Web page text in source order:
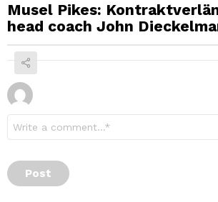
Musel Pikes:
head coach John